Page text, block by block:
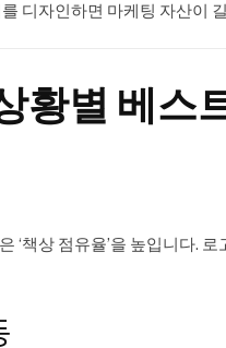
디자인하면 마케팅 자산이
황별 베스
‘책상 점유율’을 높입니다.